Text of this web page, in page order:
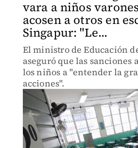
vara a niños
acosen a otros en
Singapur: "Le...
El ministro de Educación
aseguró que las sanciones
los niños a "entender la
acciones".